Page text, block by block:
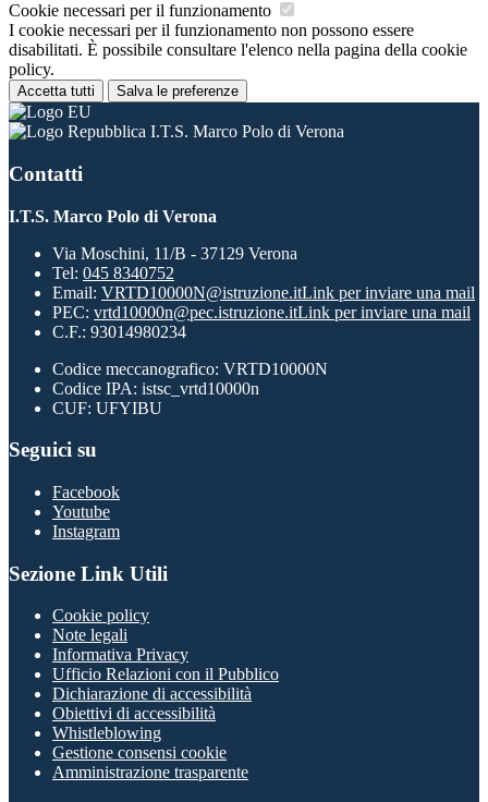
Cookie necessari per il funzionamento
I cookie necessari per il funzionamento non possono essere
disabilitati. È possibile consultare l'elenco nella pagina della cookie
policy.
Accetta tutti Salva le preferenze
I.T.S. Marco Polo di Verona
Contatti
I.T.S. Marco Polo di Verona
Via Moschini, 11/B - 37129 Verona
Tel: 045 8340752
Email: VRTD10000N@istruzione.itLink per inviare una mail
PEC: vrtd10000n@pec.istruzione.itLink per inviare una mail
C.F.: 93014980234
Codice meccanografico: VRTD10000N
Codice IPA: istsc_vrtd10000n
CUF: UFYIBU
Seguici su
Facebook
Youtube
Instagram
Sezione Link Utili
Cookie policy
Note legali
Informativa Privacy
Ufficio Relazioni con il Pubblico
Dichiarazione di accessibilità
Obiettivi di accessibilità
Whistleblowing
Gestione consensi cookie
Amministrazione trasparente